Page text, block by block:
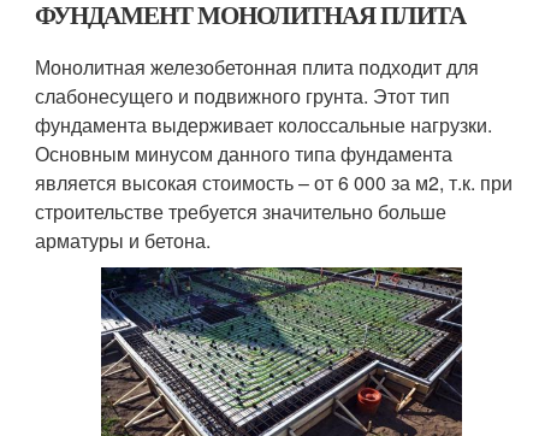
ФУНДАМЕНТ МОНОЛИТНАЯ ПЛИТА
Монолитная железобетонная плита подходит для
слабонесущего и подвижного грунта. Этот тип
фундамента выдерживает колоссальные нагрузки.
Основным минусом данного типа фундамента
является высокая стоимость – от 6 000 за м2, т.к. при
строительстве требуется значительно больше
арматуры и бетона.